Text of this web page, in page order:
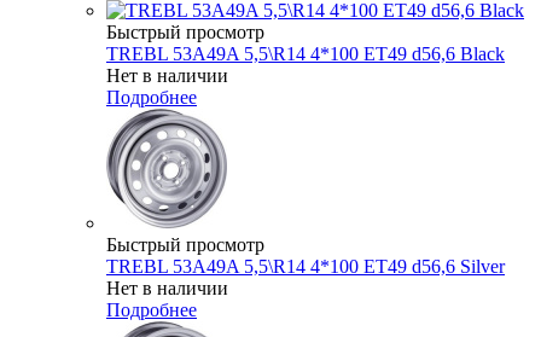
Быстрый просмотр
TREBL 53A49A 5,5\R14 4*100 ET49 d56,6 Black
Нет в наличии
Подробнее
Быстрый просмотр
TREBL 53A49A 5,5\R14 4*100 ET49 d56,6 Silver
Нет в наличии
Подробнее